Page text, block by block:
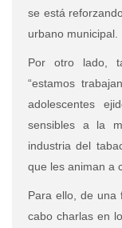
se está
urbano municipal.
Por otro lado,
“estamos
adolescentes
sensibles a la
industria del
que les animan a
Para ello, de una
cabo charlas en